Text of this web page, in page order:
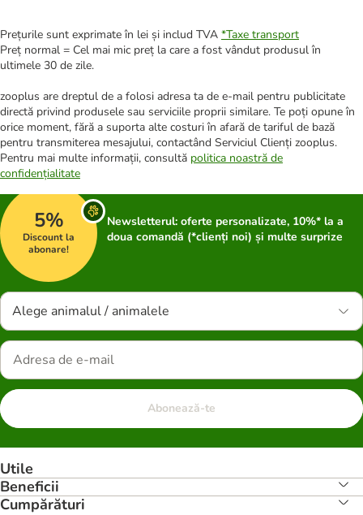
Prețurile sunt exprimate în lei și includ TVA *Taxe transport
Preț normal = Cel mai mic preț la care a fost vândut produsul în
ultimele 30 de zile.
zooplus are dreptul de a folosi adresa ta de e-mail pentru publicitate
directă privind produsele sau serviciile proprii similare. Te poți opune în
orice moment, fără a suporta alte costuri în afară de tariful de bază
pentru transmiterea mesajului, contactând Serviciul Clienți zooplus.
Pentru mai multe informații, consultă politica noastră de
confidențialitate
5%
Discount la
abonare!
Newsletterul: oferte personalizate, 10%* la a
doua comandă (*clienți noi) și multe surprize
Alege animalul / animalele
Abonează-te
Utile
Beneficii
Cumpărături